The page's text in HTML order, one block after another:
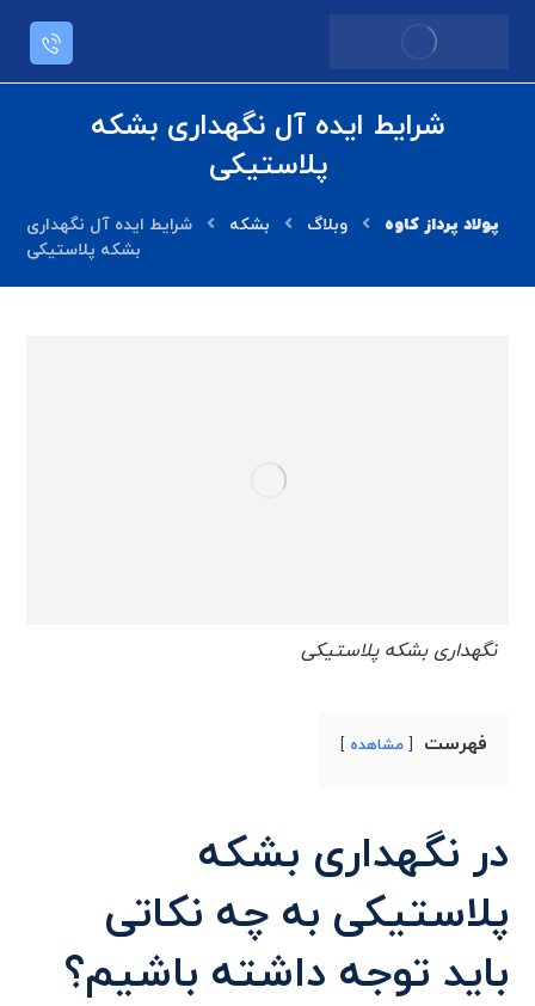
شرایط ایده آل نگهداری بشکه
پلاستیکی
وبلاگ بشکه
شرایط ایده آل نگهداری
بشکه پلاستیکی
نگهداری بشکه پلاستیکی
فهرست مشاهده
در نگهداری بشکه
پلاستیکی به چه نکاتی
باید توجه داشته باشیم؟